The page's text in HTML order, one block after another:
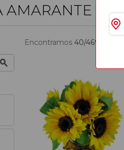
AMARANTE
Encontramos 40/469